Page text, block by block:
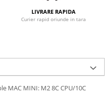
LIVRARE RAPIDA
Curier rapid oriunde in tara
MAC MINI: M2 8C CPU/10C